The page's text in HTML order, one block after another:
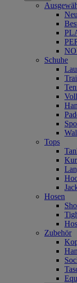
Schuhe
Tops
Hosen
Zubehör